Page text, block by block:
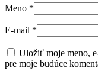
Meno *
E-mail *
Uložiť moje meno,
pre moje budúce